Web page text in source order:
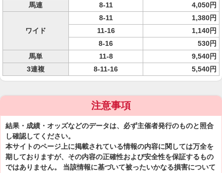
馬連
8-11 4,050円
ワイド
8-11
1,380円
11-16
1,140円
8-16
530円
馬単
11-8
9,540円
3連複
8-11-16 5,540円
注意事項
結果・成績・オッズなどのデータは、必ず主催者発行のものと照合
し確認してください。
本サイトのページ上に掲載されている情報の内容に関しては万全を
期しておりますが、その内容の正確性および安全性を保証するもの
ではありません。 当該情報に基づいて被ったいかなる損害について